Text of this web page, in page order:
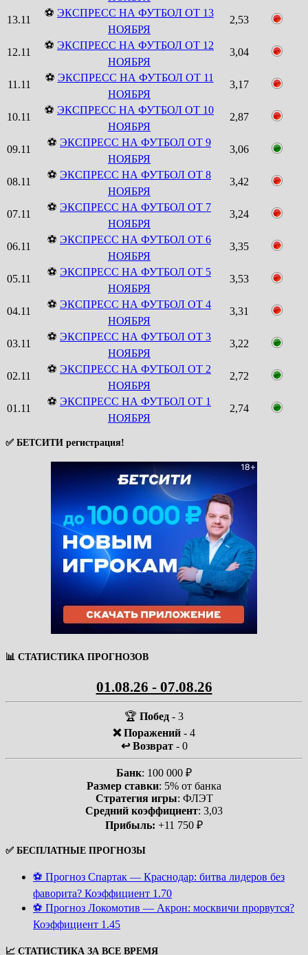
13.11
⚽ ЭКСПРЕСС НА ФУТБОЛ ОТ 13
НОЯБРЯ
2,53
12.11
⚽ ЭКСПРЕСС НА ФУТБОЛ ОТ 12
НОЯБРЯ
3,04
11.11
⚽ ЭКСПРЕСС НА ФУТБОЛ ОТ 11
НОЯБРЯ
3,17
10.11
⚽ ЭКСПРЕСС НА ФУТБОЛ ОТ 10
НОЯБРЯ
2,87
09.11
⚽ ЭКСПРЕСС НА ФУТБОЛ ОТ 9
НОЯБРЯ
3,06
08.11
⚽ ЭКСПРЕСС НА ФУТБОЛ ОТ 8
НОЯБРЯ
3,42
07.11
⚽ ЭКСПРЕСС НА ФУТБОЛ ОТ 7
НОЯБРЯ
3,24
06.11
⚽ ЭКСПРЕСС НА ФУТБОЛ ОТ 6
НОЯБРЯ
3,35
05.11
⚽ ЭКСПРЕСС НА ФУТБОЛ ОТ 5
НОЯБРЯ
3,53
04.11
⚽ ЭКСПРЕСС НА ФУТБОЛ ОТ 4
НОЯБРЯ
3,31
03.11
⚽ ЭКСПРЕСС НА ФУТБОЛ ОТ 3
НОЯБРЯ
3,22
02.11
⚽ ЭКСПРЕСС НА ФУТБОЛ ОТ 2
НОЯБРЯ
2,72
01.11
⚽ ЭКСПРЕСС НА ФУТБОЛ ОТ 1
НОЯБРЯ
2,74
✅ БЕТСИТИ регистрация!
📊 СТАТИСТИКА ПРОГНОЗОВ
01.08.26 - 07.08.26
🏆 Побед - 3
❌ Поражений - 4
↩️ Возврат- 0
Банк: 100 000 ₽
Размер ставки: 5% от банка
Стратегия игры: ФЛЭТ
Средний коэффициент: 3,03
Прибыль: +11 750 ₽
✅ БЕСПЛАТНЫЕ ПРОГНОЗЫ
⚽ Прогноз Спартак — Краснодар: битва лидеров без
фаворита? Коэффициент 1.70
⚽ Прогноз Локомотив — Акрон: москвичи прорвутся?
Коэффициент 1.45
📈 СТАТИСТИКА ЗА ВСЕ ВРЕМЯ